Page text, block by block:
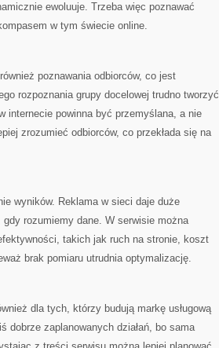
ewoluuje. Trzeba więc poznawać
w tym świecie online.
poznawania odbiorców, co jest
rozpoznania grupy docelowej trudno tworzyć
internecie powinna być przemyślana, a nie
zrozumieć odbiorców, co przekłada się na
wyników. Reklama w sieci daje duże
rozumiemy dane. W serwisie można
takich jak ruch na stronie, koszt
brak pomiaru utrudnia optymalizację.
dla tych, którzy budują markę usługową
dobrze zaplanowanych działań, bo sama